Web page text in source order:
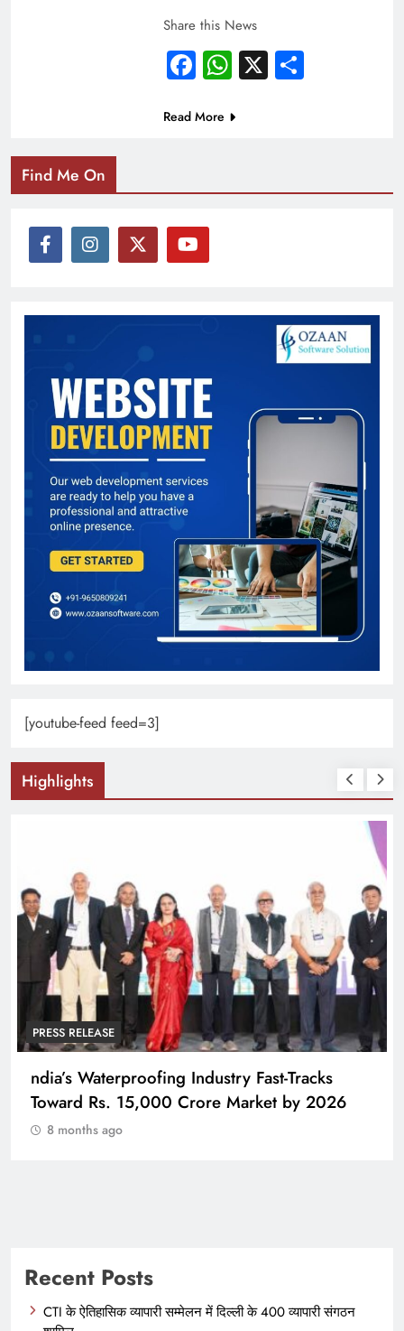
Share this News
Facebook
WhatsApp
X Share
Read More
Find Me On
[youtube-feed feed=3]
Highlights
PRESS RELEASE
ndia’s Waterproofing Industry Fast-Tracks
Toward Rs. 15,000 Crore Market by 2026
8 months ago
Recent Posts
CTI के ऐतिहासिक व्यापारी सम्मेलन में दिल्ली के 400 व्यापारी संगठन